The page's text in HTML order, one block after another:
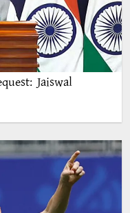
Jaiswal